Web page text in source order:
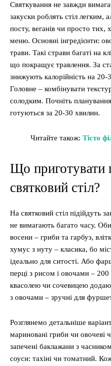
Святкування не завжди
закуски роблять стіл легким,
посту, веганів чи просто тих,
меню. Основні інгредієнти:
трави. Такі страви багаті на
що покращує травлення. За
знижують калорійність на
Головне – комбінувати
солодким. Почніть
готуються за 20-30 хвилин.
Читайте також: Тісто
Що приготувати
святковий стіл?
На святковий стіл підійдуть
не вимагають багато часу.
восени – гриби та гарбуз,
хумус з нуту – класика, бо
ідеально для ситості. Або
перці з рисом і овочами –
квасолею чи сочевицею
з овочами – зручні для
Розглянемо детальніше
мариновані гриби чи овочеві
запечені баклажани з
соуси: тахіні чи томатний.